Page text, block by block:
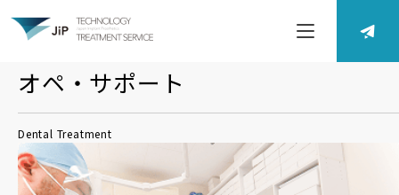
オペ・サポート
Dental Treatment